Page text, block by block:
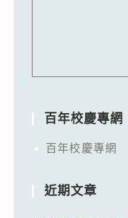
百年校慶專網
百年校慶專網
近期文章